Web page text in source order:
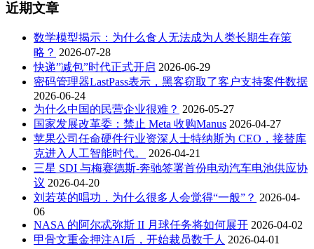
近期文章
数学模型揭示：为什么食人无法成为人类长期生存策
略？ 2026-07-28
快递”减包”时代正式开启 2026-06-29
密码管理器LastPass表示，黑客窃取了客户支持案件数据
2026-06-24
为什么中国的民营企业很难？ 2026-05-27
国家发展改革委：禁止 Meta 收购Manus 2026-04-27
苹果公司任命硬件行业资深人士特纳斯为 CEO，接替库
克进入人工智能时代。
2026-04-21
三星 SDI 与梅赛德斯-奔驰签署首份电动汽车电池供应协
议 2026-04-20
刘若英的唱功，为什么很多人会觉得“一般”？ 2026-04-
06
NASA 的阿尔忒弥斯 II 月球任务将如何展开 2026-04-02
甲骨文重金押注AI后，开始裁员数千人 2026-04-01